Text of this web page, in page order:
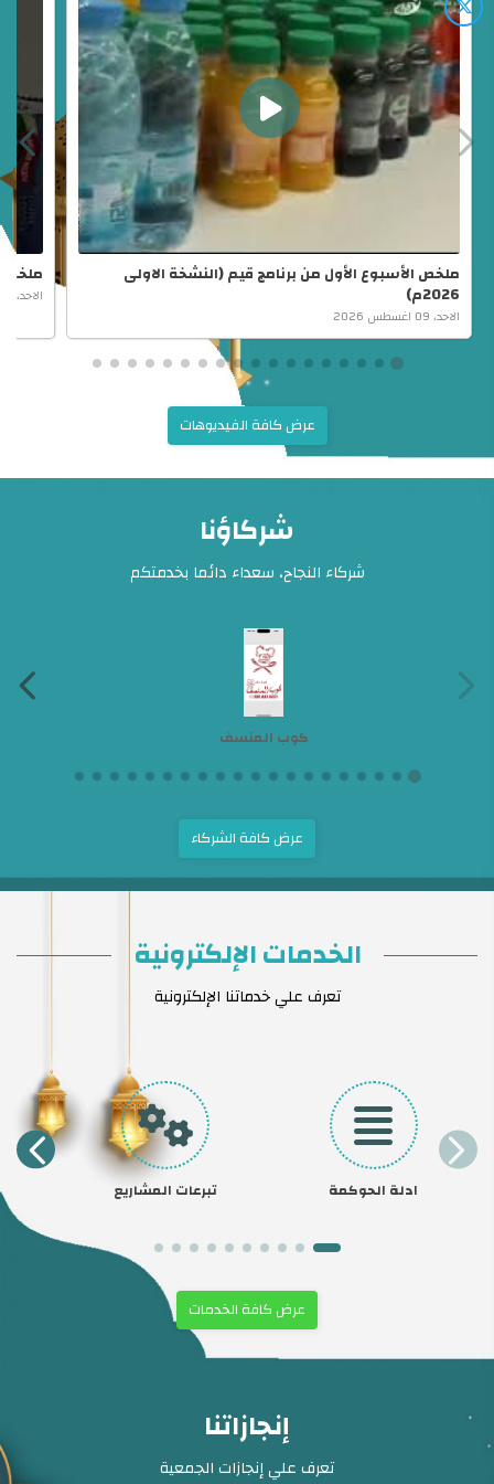
ملخص الأسبوع الأول من برنامج قيم (النشخة الاولى
2026م)
الاحد، 09 اغسطس 2026
ملخص
الاحد، 09 اغسطس 2026
عرض كافة الفيديوهات
شركاؤنا
شركاء النجاح، سعداء دائما بخدمتكم
كوب المنسف
عرض كافة الشركاء
الخدمات الإلكترونية
تعرف علي خدماتنا الإلكترونية
ادلة الحوكمة تبرعات المشاريع
عرض كافة الخدمات
إنجازاتنا
تعرف علي إنجازات الجمعية